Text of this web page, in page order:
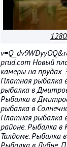
prud.com Новый
камеры на прудах.
Платная рыбалка
рыбалка в
Рыбалка в
рыбалка в
Платная рыбалка
районе. Рыбалка в
Талдоме. Рыбалка